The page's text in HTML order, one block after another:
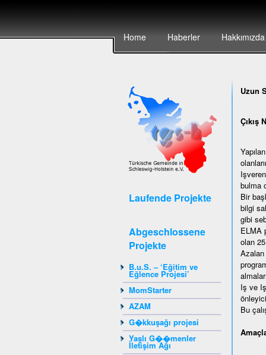
Home Haberler Hakkımızda
Laufende Projekte
Abgeschlossene
Projekte
B.u.S. – ‘Eğitim ve
Eğlence Projesi’
MomStarter
AZAM
G�kkuşağı projesi
Yaşlı G��menler
İletişim Ağı
Uzun
Çıkış
bulma
Bir
bilgi
gibi
ELMA
olan
Azalan
Iş ve
Bu